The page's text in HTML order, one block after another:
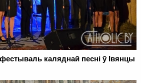
каляднай песні ў Івянцы